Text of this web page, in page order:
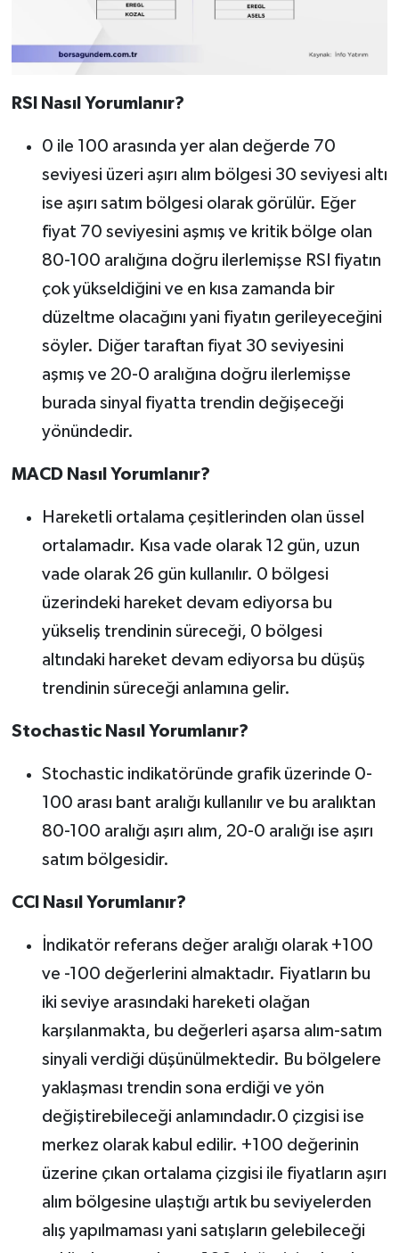
RSI Nasıl Yorumlanır?
0 ile 100 arasında yer alan değerde 70
seviyesi üzeri aşırı alım bölgesi 30 seviyesi altı
ise aşırı satım bölgesi olarak görülür. Eğer
fiyat 70 seviyesini aşmış ve kritik bölge olan
80-100 aralığına doğru ilerlemişse RSI fiyatın
çok yükseldiğini ve en kısa zamanda bir
düzeltme olacağını yani fiyatın gerileyeceğini
söyler. Diğer taraftan fiyat 30 seviyesini
aşmış ve 20-0 aralığına doğru ilerlemişse
burada sinyal fiyatta trendin değişeceği
yönündedir.
MACD Nasıl Yorumlanır?
Hareketli ortalama çeşitlerinden olan üssel
ortalamadır. Kısa vade olarak 12 gün, uzun
vade olarak 26 gün kullanılır. 0 bölgesi
üzerindeki hareket devam ediyorsa bu
yükseliş trendinin süreceği, 0 bölgesi
altındaki hareket devam ediyorsa bu düşüş
trendinin süreceği anlamına gelir.
Stochastic Nasıl Yorumlanır?
Stochastic indikatöründe grafik üzerinde 0-
100 arası bant aralığı kullanılır ve bu aralıktan
80-100 aralığı aşırı alım, 20-0 aralığı ise aşırı
satım bölgesidir.
CCI Nasıl Yorumlanır?
İndikatör referans değer aralığı olarak +100
ve -100 değerlerini almaktadır. Fiyatların bu
iki seviye arasındaki hareketi olağan
karşılanmakta, bu değerleri aşarsa alım-satım
sinyali verdiği düşünülmektedir. Bu bölgelere
yaklaşması trendin sona erdiği ve yön
değiştirebileceği anlamındadır.0 çizgisi ise
merkez olarak kabul edilir. +100 değerinin
üzerine çıkan ortalama çizgisi ile fiyatların aşırı
alım bölgesine ulaştığı artık bu seviyelerden
alış yapılmaması yani satışların gelebileceği